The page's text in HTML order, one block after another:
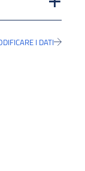
I DATI